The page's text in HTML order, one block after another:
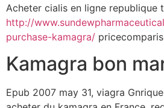
Acheter cialis en ligne republique
http://
purchase-kamagra/
Kamagra bon
Epub 2007 may 31, viagra